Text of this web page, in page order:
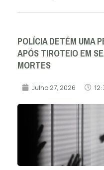
POLÍCIA DETÉM UMA
APÓS TIROTEIO EM
MORTES
Julho 27, 2026